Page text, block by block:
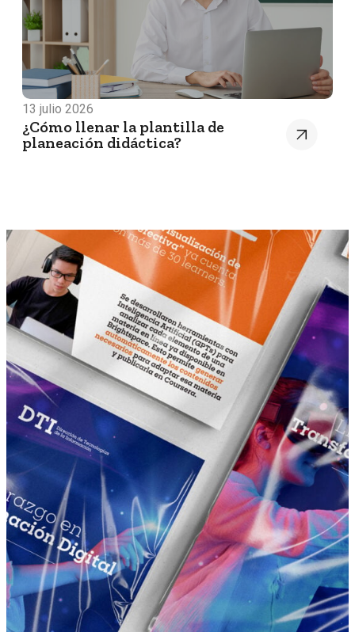
13 julio 2026
¿Cómo llenar la plantilla de
planeación didáctica?